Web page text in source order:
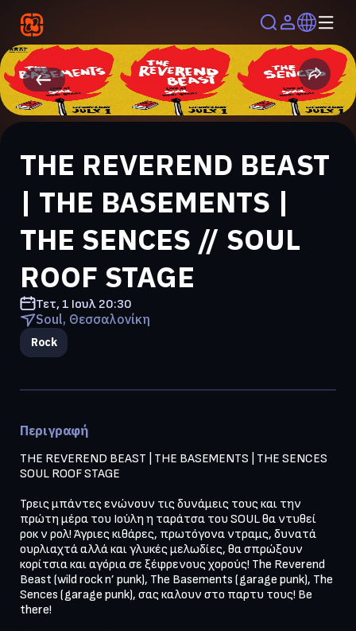
THE REVEREND BEAST
| THE BASEMENTS |
THE SENCES // SOUL
ROOF STAGE
Τετ, 1 Ιουλ 20:30
Soul, Θεσσαλονίκη
Rock
Περιγραφή
THE REVEREND BEAST | THE BASEMENTS | THE SENCES
SOUL ROOF STAGE
Τρεις μπάντες ενώνουν τις δυνάμεις τους και την
πρώτη μέρα του Ιούλη η ταράτσα του SOUL θα ντυθεί
ροκ ν ρολ! Άγριες κιθάρες, πρωτόγονα ντραμς, δυνατά
ουρλιαχτά αλλά και γλυκές μελωδίες, θα σπρώξουν
κορίτσια και αγόρια σε ξέφρενους χορούς! Τhe Reverend
Beast (wild rock n’ punk), Τhe Basements (garage punk), Τhe
Sences (garage punk), σας καλουν στο παρτυ τους! Be
there!